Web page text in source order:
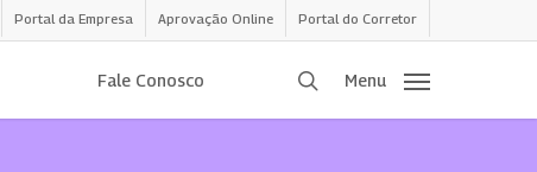
Portal da Empresa Aprovação Online Portal do Corretor
Fale Conosco procurar
Menu